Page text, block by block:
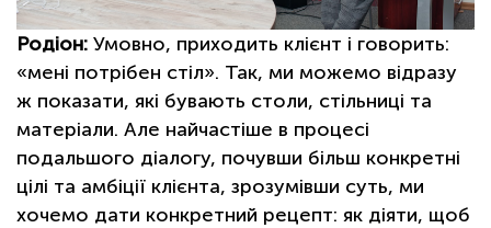
Родіон: Умовно, приходить клієнт і говорить:
«мені потрібен стіл». Так, ми можемо відразу
ж показати, які бувають столи, стільниці та
матеріали. Але найчастіше в процесі
подальшого діалогу, почувши більш конкретні
цілі та амбіції клієнта, зрозумівши суть, ми
хочемо дати конкретний рецепт: як діяти, щоб